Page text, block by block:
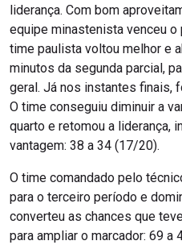
liderança. Com bom
equipe minastenista venceu o
time paulista voltou melhor e
minutos da segunda parcial,
geral. Já nos instantes finais,
O time conseguiu diminuir a
quarto e retomou a liderança,
vantagem: 38 a 34 (17/20).
O time comandado pelo
para o terceiro período e
converteu as chances que
para ampliar o marcador: 69